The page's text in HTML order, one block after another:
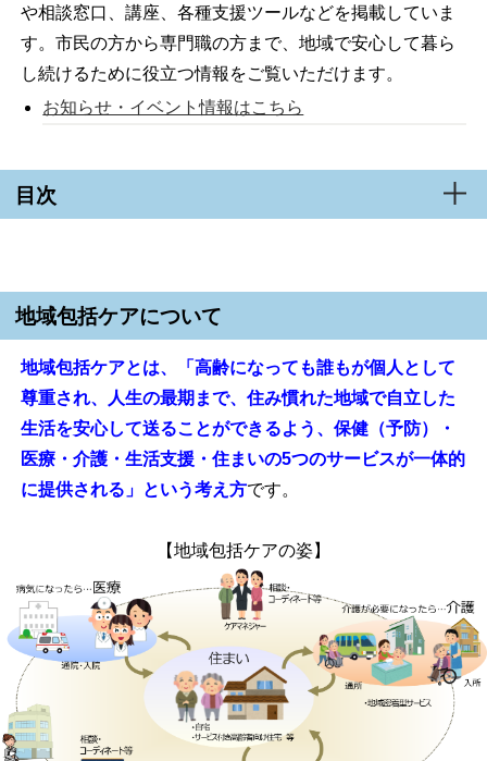
や相談窓口、講座、各種支援ツールなどを掲載していま
す。市民の方から専門職の方まで、地域で安心して暮ら
し続けるために役立つ情報をご覧いただけます。
お知らせ・イベント情報はこちら
目次
地域包括ケアについて
地域包括ケアとは、「高齢になっても誰もが個人として
尊重され、人生の最期まで、住み慣れた地域で自立した
生活を安心して送ることができるよう、保健（予防）・
医療・介護・生活支援・住まいの5つのサービスが一体的
に提供される」という考え方です。
【地域包括ケアの姿】